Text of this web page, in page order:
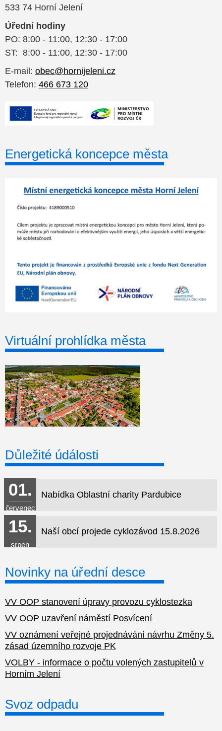
533 74 Horní Jelení
Úřední hodiny
PO: 8:00 - 11:00, 12:30 - 17:00
ST: 8:00 - 11:00, 12:30 - 17:00
E-mail: obec@hornijeleni.cz
Telefon: 466 673 120
Energetická koncepce města
Virtuální prohlídka města
Důležité údálosti
Nabídka Oblastní charity Pardubice
01.
červenec
Naší obcí projede cyklozávod 15.8.2026
15.
srpen
Novinky na úřední desce
VV OOP stanovení úpravy provozu cyklostezka
VV OOP uzavření náměstí Posvícení
VV oznámení veřejné projednávání návrhu Změny 5.
zásad územního rozvoje PK
VOLBY - informace o počtu volených zastupitelů v
Horním Jelení
Svoz odpadu